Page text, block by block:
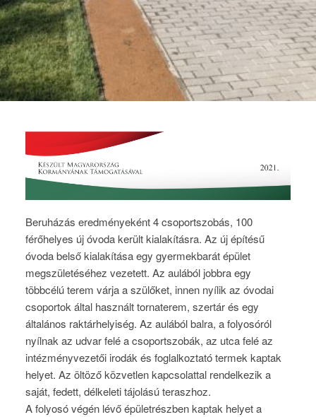
Beruházás eredményeként 4 csoportszobás, 100
férőhelyes új óvoda került kialakításra. Az új építésű
óvoda belső kialakítása egy gyermekbarát épület
megszületéséhez vezetett. Az aulából jobbra egy
többcélú terem várja a szülőket, innen nyílik az óvodai
csoportok által használt tornaterem, szertár és egy
általános raktárhelyiség. Az aulából balra, a folyosóról
nyílnak az udvar felé a csoportszobák, az utca felé az
intézményvezetői irodák és foglalkoztató termek kaptak
helyet. Az öltöző közvetlen kapcsolattal rendelkezik a
saját, fedett, délkeleti tájolású teraszhoz.
A folyosó végén lévő épületrészben kaptak helyet a